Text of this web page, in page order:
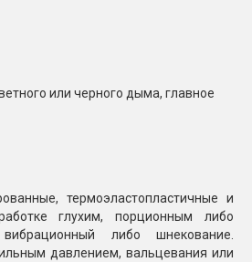
или черного дыма, главное
термоэластопластичные и
глухим, порционным либо
либо шнекование.
давлением, вальцевания или